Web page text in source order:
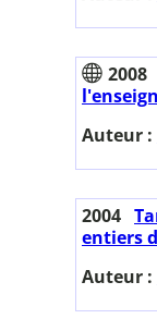
2008
Auteur :
2004
entiers
Auteur :